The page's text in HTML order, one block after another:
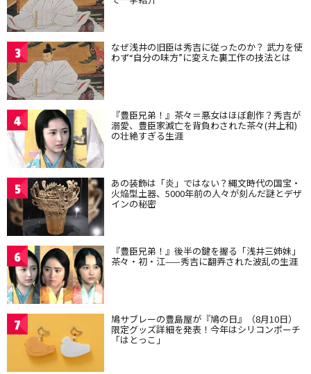
3 なぜ浅井の旧臣は秀吉に従ったのか？ 武力を使
わず“自分の味方”に変えた裏工作の技法とは
4 『豊臣兄弟！』茶々＝悪女はほぼ創作？秀吉が
溺愛、豊臣家滅亡を背負わされた茶々(井上和)
の壮絶すぎる生涯
5 あの装飾は「炎」ではない？縄文時代の国宝・
火焔型土器、5000年前の人々が刻んだ謎とデザ
インの秘密
6 『豊臣兄弟！』後半の鍵を握る「浅井三姉妹」
茶々・初・江——秀吉に翻弄された波乱の生涯
7 鳩サブレーの豊島屋が『鳩の日』（8月10日）
限定グッズ詳細を発表！今年はシリコンポーチ
「はとっこ」